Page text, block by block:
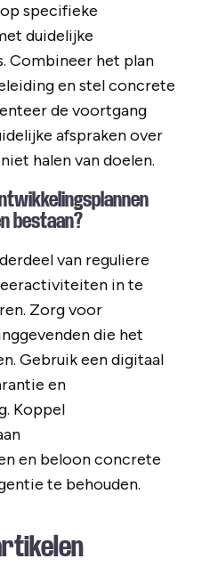
specifieke
duidelijke
Combineer het plan
en stel concrete
de voortgang
afspraken over
halen van doelen.
bestaan?
van reguliere
in te
Zorg voor
die het
Gebruik een digitaal
en
Koppel
en beloon concrete
te behouden.